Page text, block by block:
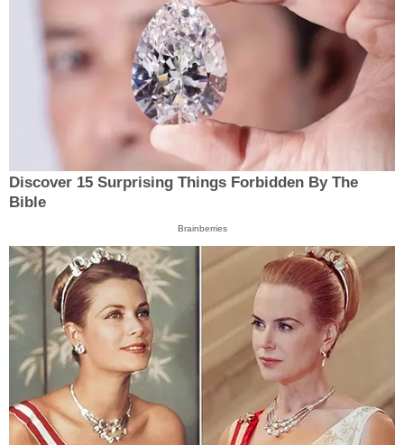
Discover 15 Surprising Things Forbidden By The
Bible
Brainberries